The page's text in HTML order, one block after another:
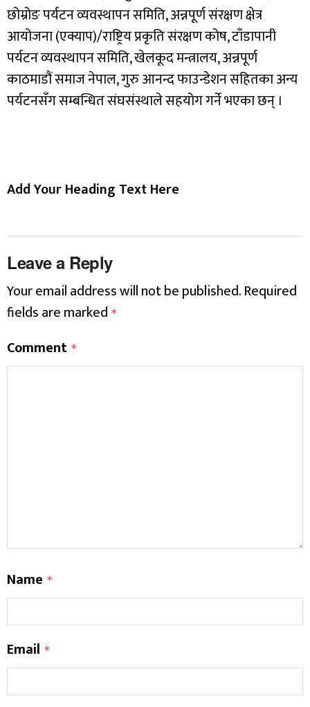
छोम्रोङ पर्यटन व्यवस्थापन समिति, अन्नपूर्ण संरक्षण क्षेत्र
आयोजना (एक्याप)/राष्ट्रिय प्रकृति संरक्षण कोष, टाँडापानी
पर्यटन व्यवस्थापन समिति, खेलकूद मन्त्रालय, अन्नपूर्ण
काठमाडौं समाज नेपाल, गुरु आनन्द फाउन्डेशन सहितका अन्य
पर्यटनसँग सम्बन्धित संघसंस्थाले सहयोग गर्ने भएका छन् ।
Add Your Heading Text Here
Leave a Reply
Your email address will not be published.Required
fields are marked *
Comment *
Name *
Email *